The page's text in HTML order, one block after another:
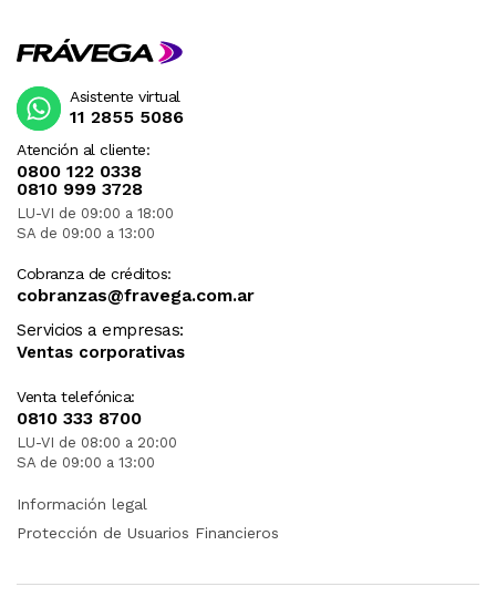
Atención al cliente:
0800 122 0338
0810 999 3728
LU-VI de 09:00 a 18:00
SA de 09:00 a 13:00
Cobranza de créditos:
cobranzas@fravega.com.ar
Servicios a empresas:
Ventas corporativas
Venta telefónica:
0810 333 8700
LU-VI de 08:00 a 20:00
SA de 09:00 a 13:00
Asistente virtual
11 2855 5086
Información legal
Protección de Usuarios Financieros